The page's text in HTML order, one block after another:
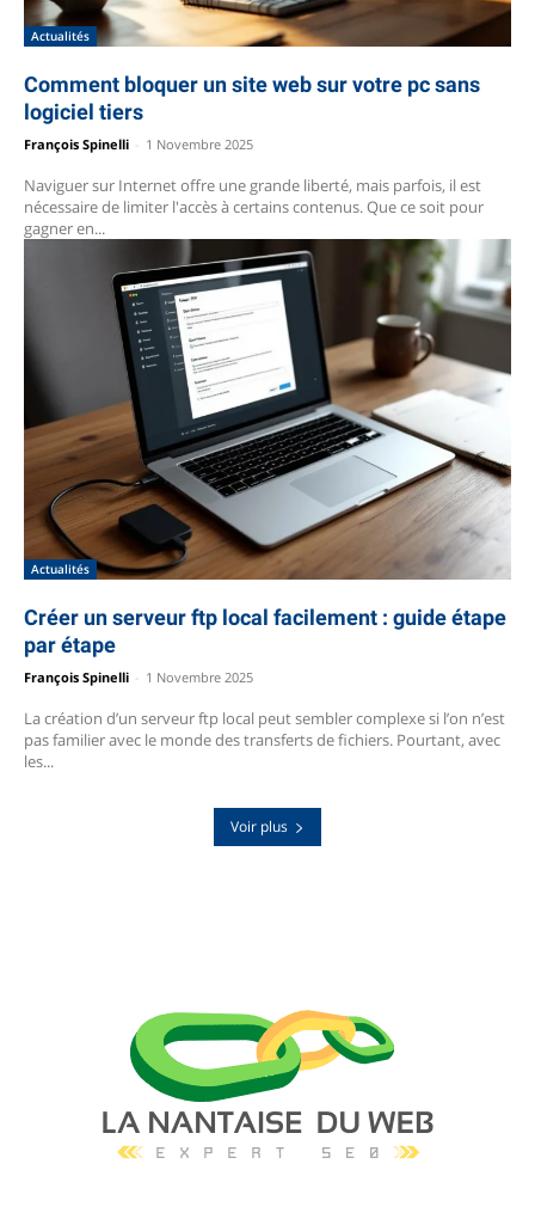
Actualités
Comment bloquer un site web sur votre pc sans
logiciel tiers
François Spinelli 1 Novembre 2025
Naviguer sur Internet offre une grande liberté, mais parfois, il est
nécessaire de limiter l'accès à certains contenus. Que ce soit pour
gagner en...
Actualités
Créer un serveur ftp local facilement : guide étape
par étape
François Spinelli 1 Novembre 2025
La création d’un serveur ftp local peut sembler complexe si l’on n’est
pas familier avec le monde des transferts de fichiers. Pourtant, avec
les...
Voir plus